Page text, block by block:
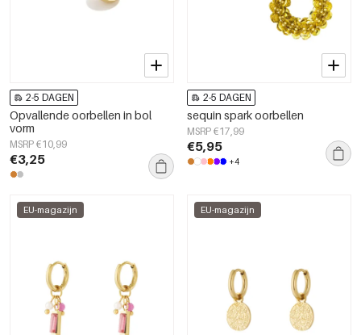
2-5 DAGEN
Opvallende oorbellen in bol
vorm
MSRP €10,99
€3,25
2-5 DAGEN
sequin spark oorbellen
MSRP €17,99
€5,95
+4
EU-magazijn EU-magazijn